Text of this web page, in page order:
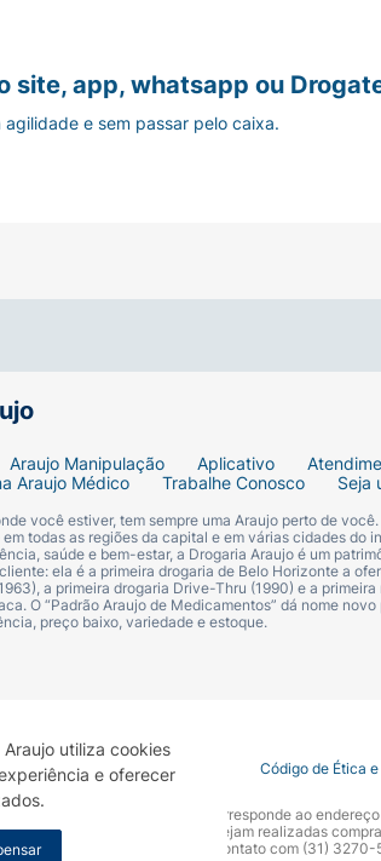
utiliza cookies
e oferecer
Araujo Manipulação Aplicativo
Araujo Médico Trabalhe Conosco Seja
você estiver, tem sempre uma Araujo perto de
todas as regiões da capital e em várias cidades
saúde e bem-estar, a Drogaria Araujo é um
ela é a primeira drogaria de Belo Horizonte a
a primeira drogaria Drive-Thru (1990) e a
O “Padrão Araujo de Medicamentos” dá nome
preço baixo, variedade e estoque.
site, app, whatsapp ou
agilidade e sem passar pelo caixa.
da Privacidade Covid-19 Código de Ética
A informa que o seu site oficial corresponde ao
recomendamos que não sejam realizadas
de dúvidas, gentileza entrar em contato com (31)